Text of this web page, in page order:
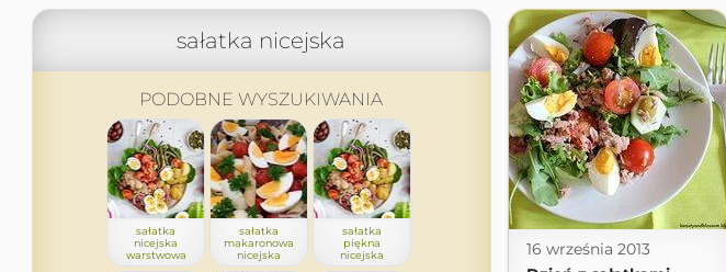
sałatka nicejska
PODOBNE WYSZUKIWANIA
sałatka
nicejska
warstwowa
sałatka
makaronowa
nicejska
sałatka
piękna
nicejska
16 września 2013